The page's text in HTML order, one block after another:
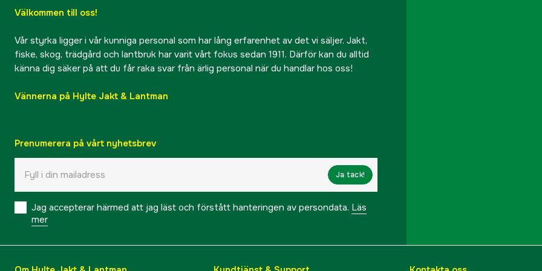
Välkommen till oss!
Vår styrka ligger i vår kunniga personal som har lång erfarenhet av det vi säljer. Jakt,
fiske, skog, trädgård och lantbruk har varit vårt fokus sedan 1911. Därför kan du alltid
känna dig säker på att du får raka svar från ärlig personal när du handlar hos oss!
Vännerna på Hylte Jakt & Lantman
Prenumerera på vårt nyhetsbrev
Ja tack!
Jag accepterar härmed att jag läst och förstått hanteringen av persondata. Läs
mer